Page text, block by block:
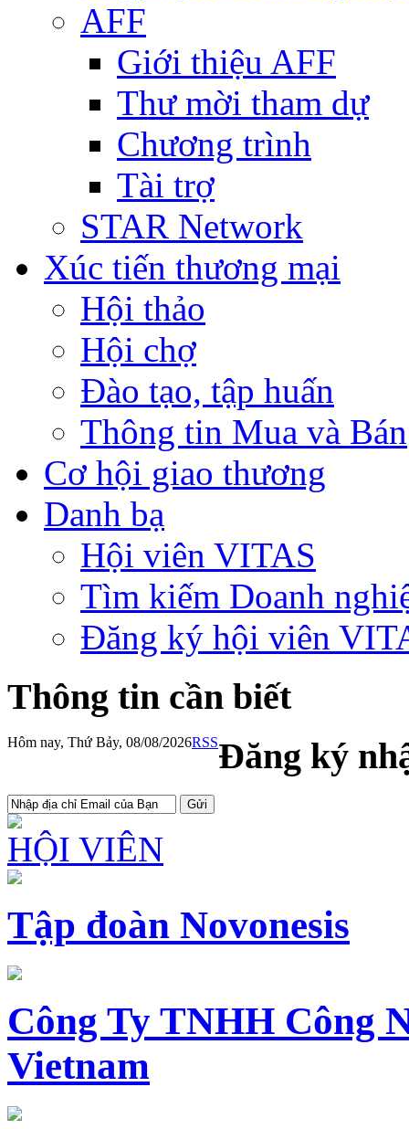
AFF
Giới thiệu AFF
Thư mời tham dự
Chương trình
Tài trợ
STAR Network
Xúc tiến thương mại
Hội thảo
Hội chợ
Đào tạo, tập huấn
Thông tin Mua và Bán
Cơ hội giao thương
Danh bạ
Hội viên VITAS
Tìm kiếm Doanh
Đăng ký hội viên
Thông tin cần biết
Hôm nay, Thứ Bảy, 08/08/2026RSSĐăng ký
HỘI VIÊN
Tập đoàn Novonesis
Công Ty TNHH Công
Vietnam